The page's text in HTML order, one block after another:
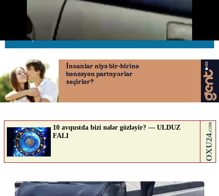
AVTOSFERTV
Nə düşünürsən?